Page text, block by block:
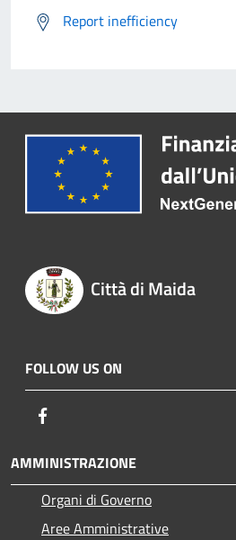
Report inefficiency
Città di Maida
FOLLOW US ON
AMMINISTRAZIONE
Organi di Governo
Aree Amministrative